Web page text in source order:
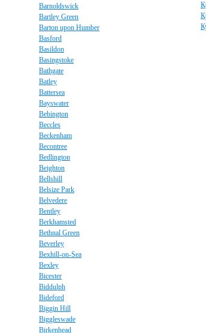
Barnoldswick
Bartley Green
Barton upon Humber
Basford
Basildon
Basingstoke
Bathgate
Batley
Battersea
Bayswater
Bebington
Beccles
Beckenham
Becontree
Bedlington
Beighton
Bellshill
Belsize Park
Belvedere
Bentley
Berkhamsted
Bethnal Green
Beverley
Bexhill-on-Sea
Bexley
Bicester
Biddulph
Bideford
Biggin Hill
Biggleswade
Birkenhead